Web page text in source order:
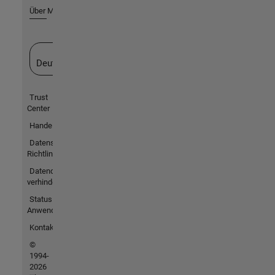
Über MathWorks
Deutschland
Trust
Center
Handelsmarken
Datenschutz-
Richtlinien
Datendiebstahl
verhindern
Status von
Anwendungen
Kontakt
©
1994-
2026